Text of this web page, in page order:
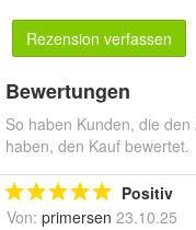
Rezension verfassen
Bewertungen
So haben Kunden, die
haben, den Kauf bewertet.
Positiv
Von: primersen 23.10.25